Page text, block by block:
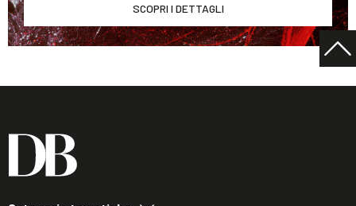
SCOPRI I DETTAGLI